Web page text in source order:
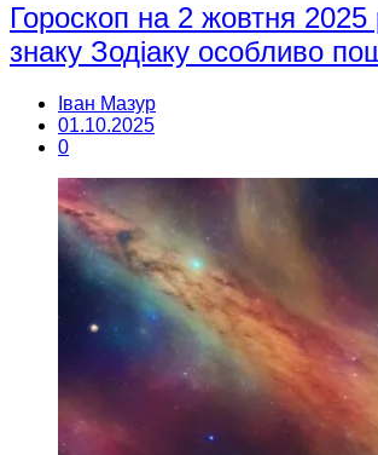
Гороскоп на 2 жовтня 2025
знаку Зодіаку особливо
Іван Мазур
01.10.2025
0